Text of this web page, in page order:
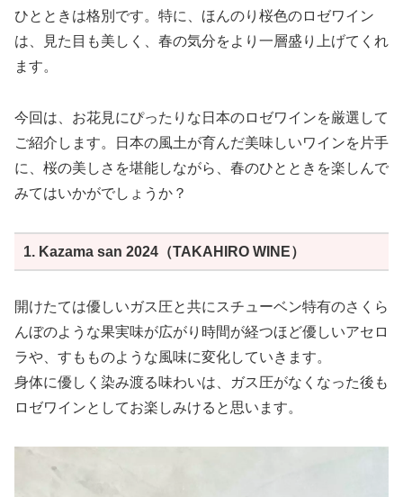
ひとときは格別です。特に、ほんのり桜色のロゼワイン
は、見た目も美しく、春の気分をより一層盛り上げてくれ
ます。
今回は、お花見にぴったりな日本のロゼワインを厳選して
ご紹介します。日本の風土が育んだ美味しいワインを片手
に、桜の美しさを堪能しながら、春のひとときを楽しんで
みてはいかがでしょうか？
1. Kazama san 2024（TAKAHIRO WINE）
開けたては優しいガス圧と共にスチューベン特有のさくら
んぼのような果実味が広がり時間が経つほど優しいアセロ
ラや、すもものような風味に変化していきます。
身体に優しく染み渡る味わいは、ガス圧がなくなった後も
ロゼワインとしてお楽しみけると思います。